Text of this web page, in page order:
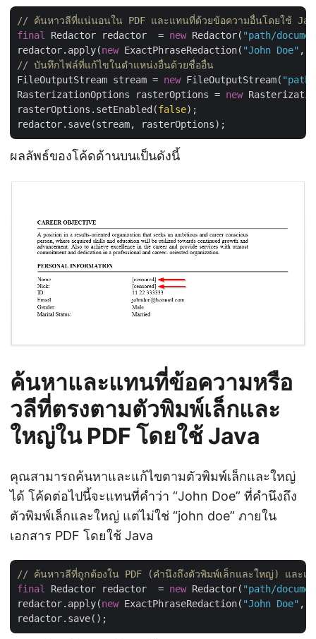
// ค้นหาวลีที่แน่นอนใน PDF และแทนที่ด้วยข้อความอื่นโดยใช้
final
Redactor redactor  = new Redactor( "path/
redactor.apply(new ExactPhraseRedaction( "John Doe" ,
// บันทึกไฟล์ที่แก้ไขในตำแหน่งอื่นด้วยชื่ออื่น
FileOutputStream stream = new FileOutputStream(
RasterizationOptions rasterOptions = new
rasterOptions.setEnabled(false);
ผลลัพธ์ของโค้ดด้านบนเป็นดังนี้
ค้นหาและแทนที่ข้อความหรือ
วลีที่ตรงตามตัวพิมพ์เล็กและ
ใหญ่ใน PDF โดยใช้ Java
คุณสามารถค้นหาและแก้ไขตามตัวพิมพ์เล็กและใหญ่
ได้ โค้ดต่อไปนี้จะแทนที่คำว่า “John Doe” ที่คำนึงถึง
ตัวพิมพ์เล็กและใหญ่ แต่ไม่ใช่ “john doe” ภายใน
เอกสาร PDF โดยใช้ Java
// ค้นหาวลีที่ถูกต้องใน PDF (คำนึงถึงตัวพิมพ์เล็กและใหญ่) และแ
final
Redactor redactor  = new Redactor( "path/
redactor.apply(new ExactPhraseRedaction( "John Doe" ,